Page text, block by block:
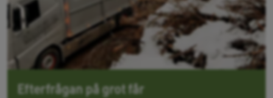
Efterfrågan på grot får